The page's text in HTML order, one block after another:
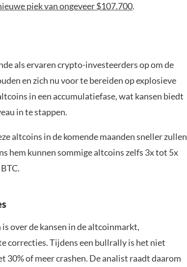
piek van ongeveer $107.700.
als ervaren crypto-investeerders op om de
en zich nu voor te bereiden op explosieve
in een accumulatiefase, wat kansen biedt
in te stappen.
altcoins in de komende maanden sneller zullen
hem kunnen sommige altcoins zelfs 3x tot 5x
over de kansen in de altcoinmarkt,
correcties. Tijdens een bullrally is het niet
of meer crashen. De analist raadt daarom